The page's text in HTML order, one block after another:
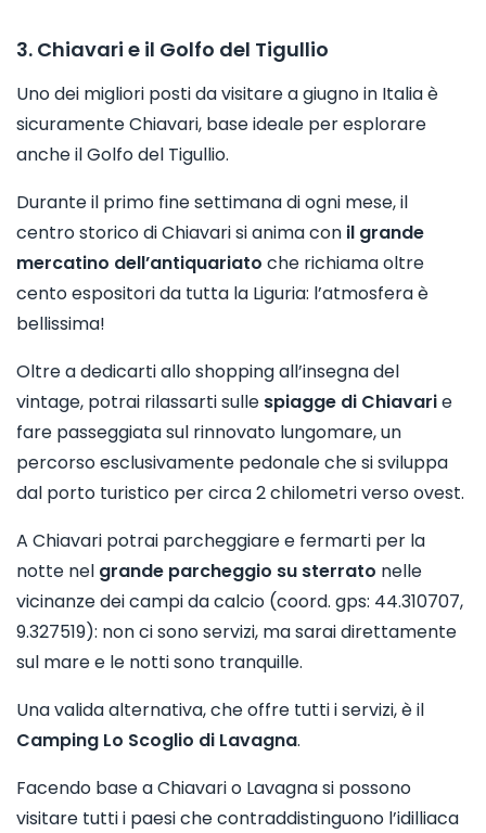
3. Chiavari e il Golfo del Tigullio
Uno dei migliori posti da visitare a giugno in Italia è
sicuramente Chiavari, base ideale per esplorare
anche il Golfo del Tigullio.
Durante il primo fine settimana di ogni mese, il
centro storico di Chiavari si anima con il grande
mercatino dell’antiquariato che richiama oltre
cento espositori da tutta la Liguria: l’atmosfera è
bellissima!
Oltre a dedicarti allo shopping all’insegna del
vintage, potrai rilassarti sulle spiagge di Chiavarie
fare passeggiata sul rinnovato lungomare, un
percorso esclusivamente pedonale che si sviluppa
dal porto turistico per circa 2 chilometri verso ovest.
A Chiavari potrai parcheggiare e fermarti per la
notte nel grande parcheggio su sterrato nelle
vicinanze dei campi da calcio (coord. gps: 44.310707,
9.327519): non ci sono servizi, ma sarai direttamente
sul mare e le notti sono tranquille.
Una valida alternativa, che offre tutti i servizi, è il
Camping Lo Scoglio di Lavagna.
Facendo base a Chiavari o Lavagna si possono
visitare tutti i paesi che contraddistinguono l’idilliaca